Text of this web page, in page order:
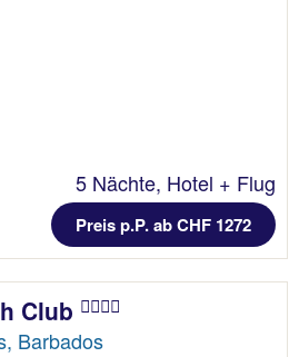
5 Nächte, Hotel + Flug
Preis p.P. ab CHF 1272
Club
Barbados